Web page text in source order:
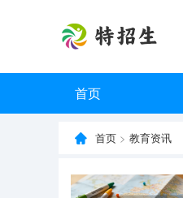
首页
首页 > 教育资讯